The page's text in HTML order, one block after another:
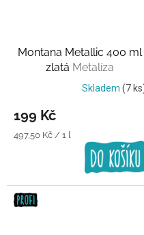
Montana Metallic 400 ml
zlatá Metalíza
Skladem (7
199 Kč
Měrná
497,50 Kč / 1 l